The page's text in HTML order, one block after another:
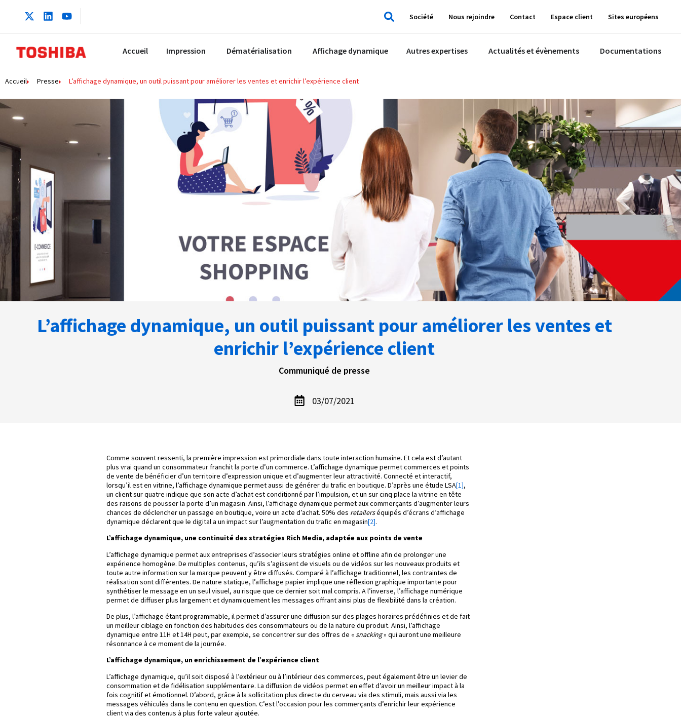
Société Nous rejoindre Contact Espace client Sites européens
Accueil Impression Dématérialisation Affichage dynamique Autres expertises Actualités et évènements Documentations
Accueil Presse L’affichage dynamique, un outil puissant pour améliorer les ventes et enrichir l’expérience client
L’affichage dynamique, un outil puissant pour améliorer les ventes et
enrichir l’expérience client
Communiqué de presse
03/07/2021
Comme souvent ressenti, la première impression est primordiale dans toute interaction humaine. Et cela est d’autant
plus vrai quand un consommateur franchit la porte d’un commerce. L’affichage dynamique permet commerces et points
de vente de bénéficier d’un territoire d’expression unique et d’augmenter leur attractivité. Connecté et interactif,
lorsqu’il est en vitrine, l’affichage dynamique permet aussi de générer du trafic en boutique. D’après une étude LSA[1],
un client sur quatre indique que son acte d’achat est conditionné par l’impulsion, et un sur cinq place la vitrine en tête
des raisons de pousser la porte d’un magasin. Ainsi, l’affichage dynamique permet aux commerçants d’augmenter leurs
chances de déclencher un passage en boutique, voire un acte d’achat. 50% des retailerséquipés d’écrans d’affichage
dynamique déclarent que le digital a un impact sur l’augmentation du trafic en magasin[2].
L’affichage dynamique, une continuité des stratégies Rich Media, adaptée aux points de vente
L’affichage dynamique permet aux entreprises d’associer leurs stratégies online et offline afin de prolonger une
expérience homogène. De multiples contenus, qu’ils s’agissent de visuels ou de vidéos sur les nouveaux produits et
toute autre information sur la marque peuvent y être diffusés. Comparé à l’affichage traditionnel, les contraintes de
réalisation sont différentes. De nature statique, l’affichage papier implique une réflexion graphique importante pour
synthétiser le message en un seul visuel, au risque que ce dernier soit mal compris. A l’inverse, l’affichage numérique
permet de diffuser plus largement et dynamiquement les messages offrant ainsi plus de flexibilité dans la création.
De plus, l’affichage étant programmable, il permet d’assurer une diffusion sur des plages horaires prédéfinies et de fait
un meilleur ciblage en fonction des habitudes des consommateurs ou de la nature du produit. Ainsi, l’affichage
dynamique entre 11H et 14H peut, par exemple, se concentrer sur des offres de «snacking» qui auront une meilleure
résonnance à ce moment de la journée.
L’affichage dynamique, un enrichissement de l’expérience client
L’affichage dynamique, qu’il soit disposé à l’extérieur ou à l’intérieur des commerces, peut également être un levier de
consommation et de fidélisation supplémentaire. La diffusion de vidéos permet en effet d’avoir un meilleur impact à la
fois cognitif et émotionnel. D’abord, grâce à la sollicitation plus directe du cerveau via des stimuli, mais aussi via les
messages véhiculés dans le contenu en question. C’est l’occasion pour les commerçants d’enrichir leur expérience
client via des contenus à plus forte valeur ajoutée.